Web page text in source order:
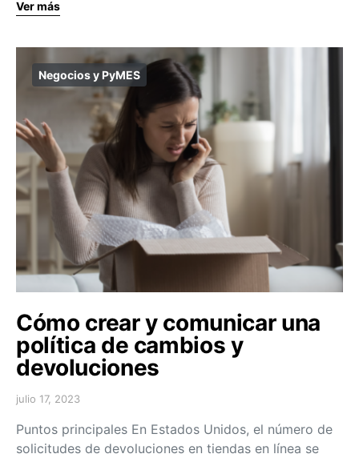
Ver más
Negocios y PyMES
Cómo crear y comunicar una
política de cambios y
devoluciones
julio 17, 2023
Puntos principales En Estados Unidos, el número de
solicitudes de devoluciones en tiendas en línea se